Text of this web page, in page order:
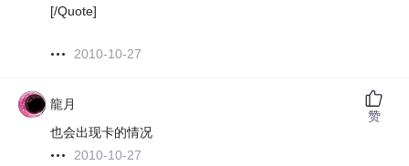
[/Quote]
2010-10-27
龍月
也会出现卡的情况
2010-10-27
赞